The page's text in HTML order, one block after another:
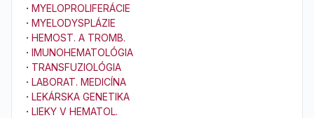
· MYELOPROLIFERÁCIE
· MYELODYSPLÁZIE
· HEMOST. A TROMB.
· IMUNOHEMATOLÓGIA
· TRANSFUZIOLÓGIA
· LABORAT. MEDICÍNA
· LEKÁRSKA GENETIKA
· LIEKY V HEMATOL.